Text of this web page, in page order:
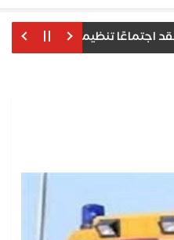
تنظيميًا لمناقشة خطة